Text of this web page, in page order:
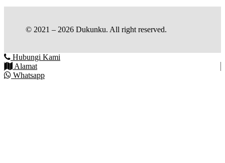
© 2021 – 2026 Dukunku. All right reserved.
Hubungi Kami
Alamat
Whatsapp